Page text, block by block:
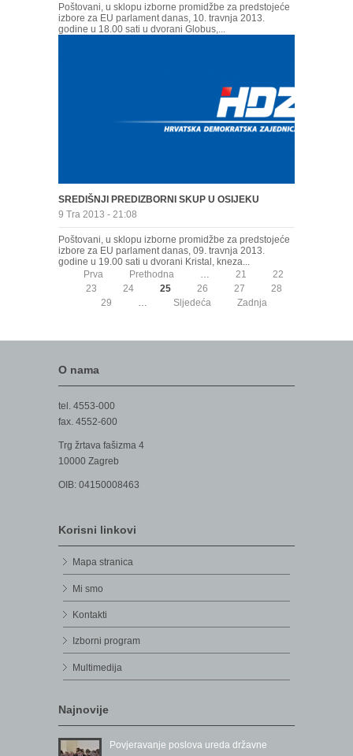
Poštovani, u sklopu izborne promidžbe za predstojeće
izbore za EU parlament danas, 10. travnja 2013.
godine u 18.00 sati u dvorani Globus,...
SREDIŠNJI PREDIZBORNI SKUP U OSIJEKU
9 Tra 2013 - 21:08
Poštovani, u sklopu izborne promidžbe za predstojeće
izbore za EU parlament danas, 09. travnja 2013.
godine u 19.00 sati u dvorani Kristal, kneza...
Prva Prethodna 21
22
23
24 25 26 27
28
29
Sljedeća Zadnja
O nama
tel. 4553-000
fax. 4552-600
Trg žrtava fašizma 4
10000 Zagreb
OIB: 04150008463
Korisni linkovi
Mapa stranica
Mi smo
Kontakti
Izborni program
Multimedija
Najnovije
Povjeravanje poslova ureda državne